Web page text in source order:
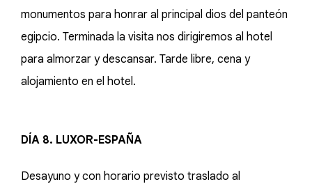
monumentos para honrar al principal dios del panteón
egipcio. Terminada la visita nos dirigiremos al hotel
para almorzar y descansar. Tarde libre, cena y
alojamiento en el hotel.
DÍA 8. LUXOR-ESPAÑA
Desayuno y con horario previsto traslado al